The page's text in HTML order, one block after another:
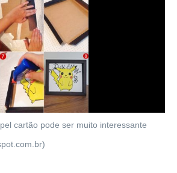
cartão pode ser muito interessante